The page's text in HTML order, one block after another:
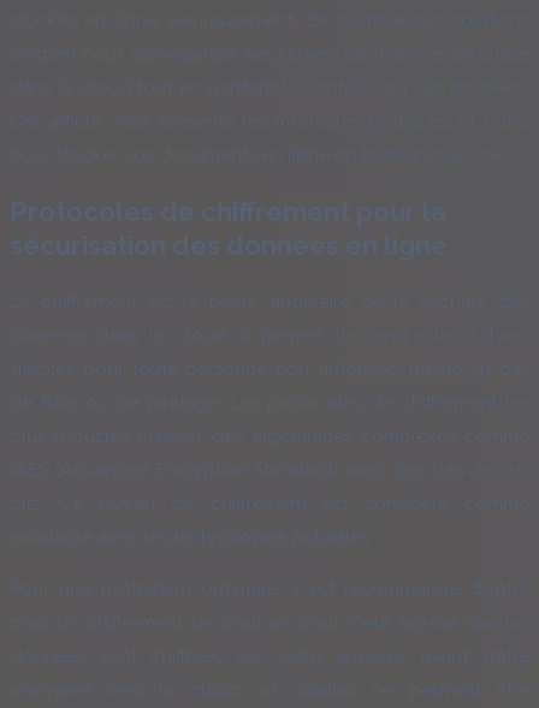
stockés en ligne. Heureusement, de nombreuses solutions
existent pour sauvegarder ses fichiers de manière sécurisée
dans le cloud tout en gardant le contrôle sur ses données.
Cet article vous présente les meilleures pratiques et outils
pour stocker vos documents en ligne en toute tranquillité.
Protocoles de chiffrement pour la
sécurisation des données en ligne
Le chiffrement est la pierre angulaire de la sécurité des
données dans le cloud. Il permet de rendre les fichiers
illisibles pour toute personne non autorisée, même en cas
de fuite ou de piratage. Les protocoles de chiffrement les
plus robustes utilisent des algorithmes complexes comme
l’AES (Advanced Encryption Standard) avec des clés de 256
bits. Ce niveau de chiffrement est considéré comme
inviolable avec les technologies actuelles.
Pour une protection optimale, il est recommandé d’opter
pour un chiffrement de bout en bout. Cela signifie que les
données sont chiffrées sur votre appareil avant d’être
envoyées vers le cloud, et qu’elles ne peuvent être